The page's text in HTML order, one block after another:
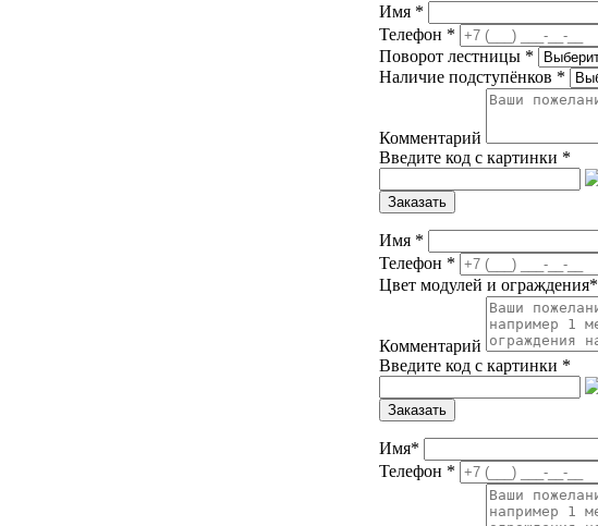
Имя *
Телефон *
Поворот лестницы *
Наличие подступёнков *
Комментарий
Введите код с картинки *
Заказать
Имя *
Телефон *
Цвет модулей и ограждения*
Комментарий
Введите код с картинки *
Заказать
Имя*
Телефон *